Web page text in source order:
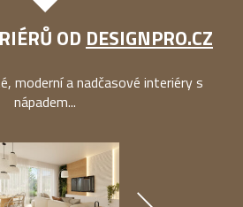
OD DESIGNPRO.CZ
moderní a nadčasové interiéry s
nápadem...